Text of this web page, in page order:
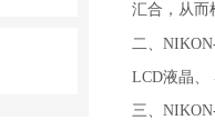
汇合，从而
二、
LCD液晶
三、